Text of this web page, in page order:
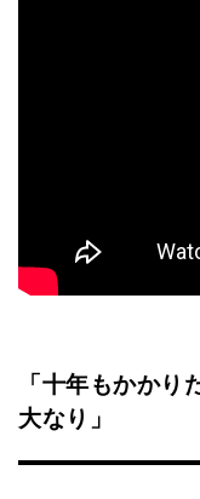
「十年もかか
大なり」